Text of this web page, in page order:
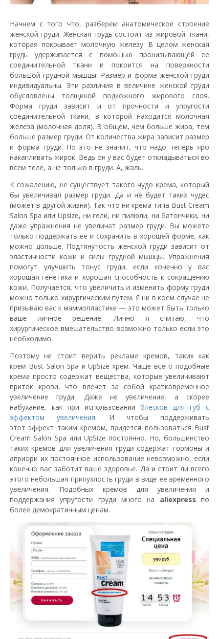
Начнем с того что, разберем анатомическое строение
женской груди. Женская грудь состоит из жировой ткани,
которая покрывает молочную железу. В целом женская
грудь удерживается с помощью пронизывающей ее
соединительной ткани и покоится на поверхности
большой грудной мышцы. Размер и форма женской груди
индивидуальны. Эти различия в величине женской груди
обусловлены толщиной подкожного жирового слоя.
Форма груди зависит и от прочности и упругости
соединительной ткани, в которой находится молочная
железа (молочная доля). В общем, чем больше жира, тем
больше размер груди. От количества жира зависит размер
и форма груди. Но это не значит, что надо теперь яро
накапливать жирок. Ведь он у вас будет откладываться во
всем теле, а не только в груди. А, жаль.
К сожалению, не существует такого чудо крема, который
бы увеличивал размер груди. Да и не будет таких чудес
(может в другой жизни). Так что ни крема типа Bust Cream
Salon Spa или Upsize, ни гели, ни пилюли, ни батончики, ни
даже упражнения не увеличат размер груди. Вы можете
только поддержать ее и сохранить в хорошей форме, как
можно дольше. Подтянутость женской груди зависит от
эластичности кожи и силы грудной мышцы. Упражнения
помогут улучшить тонус груди, если конечно у вас
хорошая генетика и хорошая способность к сокращению
кожи. Получается, что увеличить и изменить форму груди
можно только хирургическим путем. Я ни в коем случае не
призываю вас к маммопластике — это может быть только
ваше личное решение. Лично я считаю, что
хирургическое вмешательство возможно только если это
необходимо.
Поэтому не стоит верить рекламе кремов, таких как
крем Bust Salon Spa и UpSize крем. Чаще всего подобные
крема просто содержат вещества, которые увеличивают
приток крови, что влечет за собой кратковременное
увеличение груди. Даже не увеличение, а скорее
набухание, как при использованииблесков для губ с
эффектом увеличения. И чтобы поддерживать
этот эффект таким кремом, придется пользоваться Bust
Cream Salon Spa или UpSize постоянно. Но, большинство
таких кремов для увеличения груди содержат гормоны и
априори их постоянное использование невозможно, если
конечно вас заботит ваше здоровье. Да и стоит ли всего
этого небольшая припухлость груди в виде ее временного
увеличения. Подобных кремов для увеличения и
поддержания упругости груди много на aliexpressпо
более демократичным ценам.